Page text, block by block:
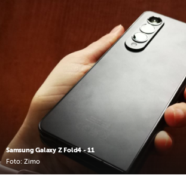
Samsung Galaxy Z Fold4 - 11
Foto: Zimo